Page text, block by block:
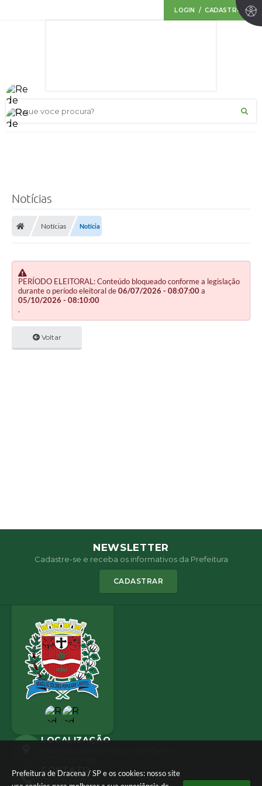
Prefeitura de Dracena / SP e os cookies: nosso site
LOGIN / CADASTRO
O que voce procura?
Notícias
Notícias Notícia
PERÍODO ELEITORAL: Conteúdo bloqueado conforme a legislação
durante o período eleitoral de06/07/2026 - 08:07:00a
05/10/2026 - 08:10:00
.
Voltar
NEWSLETTER
Cadastre-se e receba os informativos da Prefeitura
CADASTRAR
LOCALIZAÇÃO
CONTATO